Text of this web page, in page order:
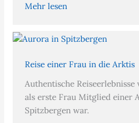
Mehr lesen
Reise einer Frau in die Arktis
Authentische Reiseerlebnisse
als erste Frau Mitglied einer
Spitzbergen war.